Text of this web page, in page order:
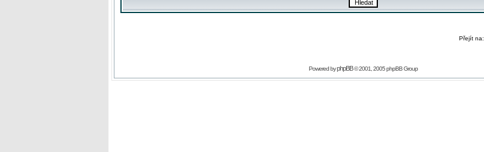
Přejít na:
Powered byphpBB© 2001, 2005 phpBB Group